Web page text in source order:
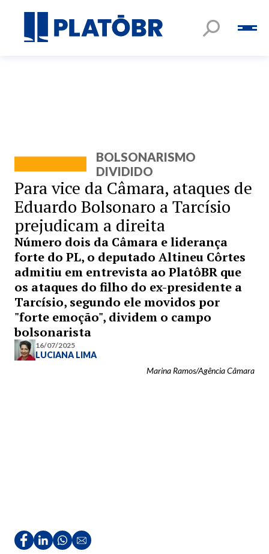
BOLSONARISMO
DIVIDIDO
Para vice da Câmara, ataques de
Eduardo Bolsonaro a Tarcísio
prejudicam a direita
Número dois da Câmara e liderança
forte do PL, o deputado Altineu Côrtes
admitiu em entrevista ao PlatôBR que
os ataques do filho do ex-presidente a
Tarcísio, segundo ele movidos por
"forte emoção", dividem o campo
bolsonarista
16/07/2025
LUCIANA LIMA
Marina Ramos/Agência Câmara